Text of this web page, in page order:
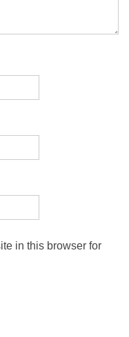
in this browser for